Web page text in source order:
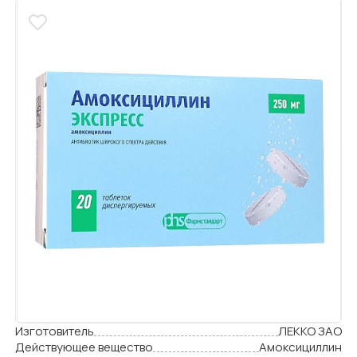
Изготовитель
ЛЕККО ЗАО
Действующее вещество
Амоксициллин